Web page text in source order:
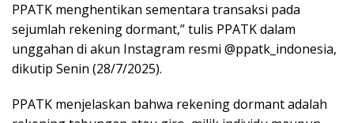
PPATK menghentikan sementara transaksi pada
sejumlah rekening dormant,” tulis PPATK dalam
unggahan di akun Instagram resmi @ppatk_indonesia,
dikutip Senin (28/7/2025).
PPATK menjelaskan bahwa rekening dormant adalah